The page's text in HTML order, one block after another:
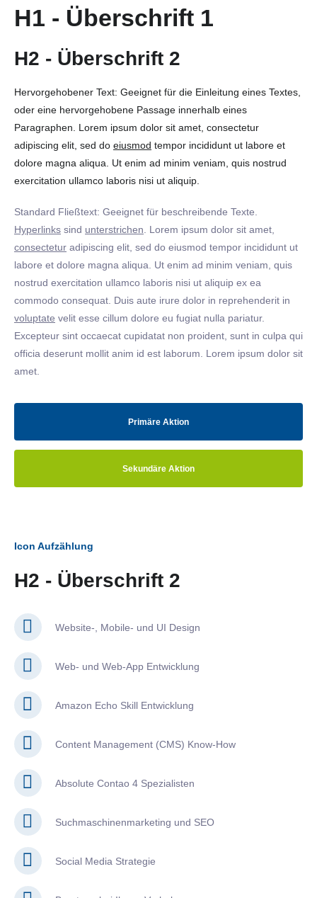
H1 - Überschrift 1
H2 - Überschrift 2
Hervorgehobener Text: Geeignet für die Einleitung eines Textes,
oder eine hervorgehobene Passage innerhalb eines
Paragraphen. Lorem ipsum dolor sit amet, consectetur
adipiscing elit, sed do eiusmod tempor incididunt ut labore et
dolore magna aliqua. Ut enim ad minim veniam, quis nostrud
exercitation ullamco laboris nisi ut aliquip.
Standard Fließtext: Geeignet für beschreibende Texte.
Hyperlinks sind unterstrichen . Lorem ipsum dolor sit amet,
consectetur adipiscing elit, sed do eiusmod tempor incididunt ut
labore et dolore magna aliqua. Ut enim ad minim veniam, quis
nostrud exercitation ullamco laboris nisi ut aliquip ex ea
commodo consequat. Duis aute irure dolor in reprehenderit in
voluptate velit esse cillum dolore eu fugiat nulla pariatur.
Excepteur sint occaecat cupidatat non proident, sunt in culpa qui
officia deserunt mollit anim id est laborum. Lorem ipsum dolor sit
amet.
Primäre Aktion
Sekundäre Aktion
Icon Aufzählung
H2 - Überschrift 2
Website-, Mobile- und UI Design
Web- und Web-App Entwicklung
Amazon Echo Skill Entwicklung
Content Management (CMS) Know-How
Absolute Contao 4 Spezialisten
Suchmaschinenmarketing und SEO
Social Media Strategie